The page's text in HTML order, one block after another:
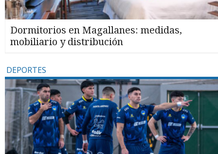
Dormitorios en Magallanes: medidas,
mobiliario y distribución
DEPORTES